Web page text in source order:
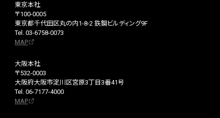
東京本社
〒100-0005
東京都千代田区丸の内1-8-2 鉃鋼ビルディング9F
Tel. 03-6758-0073
MAP
大阪本社
〒532-0003
大阪府大阪市淀川区宮原3丁目3番41号
Tel. 06-7177-4000
MAP